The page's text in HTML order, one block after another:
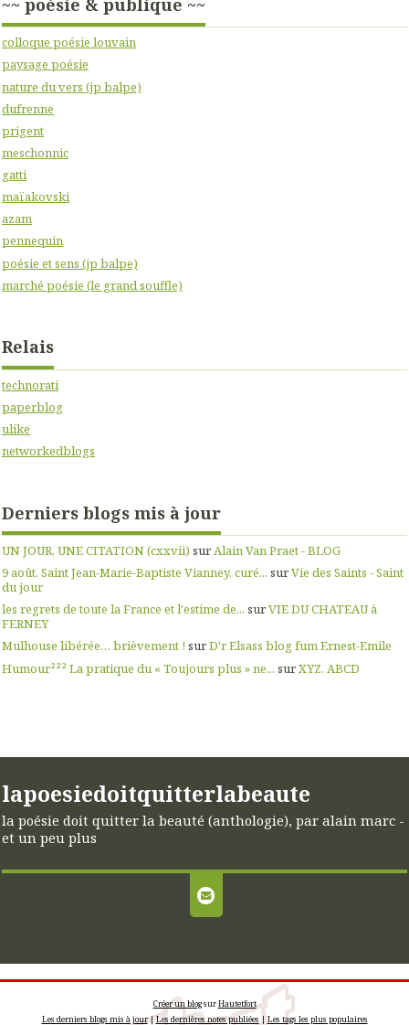
~~ poésie & publique ~~
colloque poésie louvain
paysage poésie
nature du vers (jp balpe)
dufrenne
prigent
meschonnic
gatti
maïakovski
azam
pennequin
poésie et sens (jp balpe)
marché poésie (le grand souffle)
Relais
technorati
paperblog
ulike
networkedblogs
Derniers blogs mis à jour
UN JOUR, UNE CITATION (cxxvii) surAlain Van Praet - BLOG
9 août. Saint Jean-Marie-Baptiste Vianney, curé... surVie des Saints - Saint
du jour
les regrets de toute la France et l'estime de... surVIE DU CHATEAU à
FERNEY
Mulhouse libérée… brièvement ! surD'r Elsass blog fum Ernest-Emile
Humour²²² La pratique du « Toujours plus » ne... surXYZ, ABCD
lapoesiedoitquitterlabeaute
la poésie doit quitter la beauté (anthologie), par alain marc -
et un peu plus
Créer un blogsurHautetfort
Les derniers blogs mis à jour|Les dernières notes publiées |Les tags les plus populaires